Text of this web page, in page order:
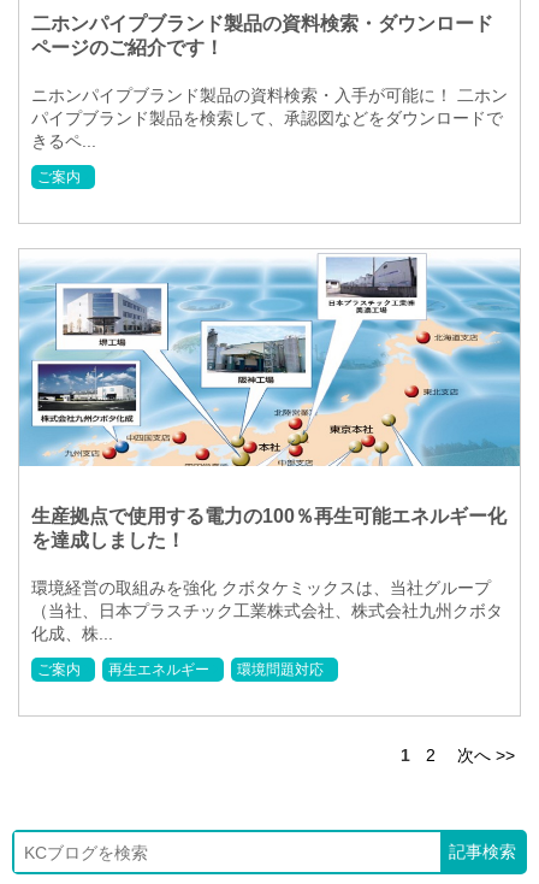
二ホンパイプブランド製品の資料検索・ダウンロード
ページのご紹介です！
ニホンパイプブランド製品の資料検索・入手が可能に！ 二ホン
パイプブランド製品を検索して、承認図などをダウンロードで
きるペ...
ご案内
生産拠点で使用する電力の100％再生可能エネルギー化
を達成しました！
環境経営の取組みを強化 クボタケミックスは、当社グループ
（当社、日本プラスチック工業株式会社、株式会社九州クボタ
化成、株...
ご案内 再生エネルギー 環境問題対応
1 2 次へ >>